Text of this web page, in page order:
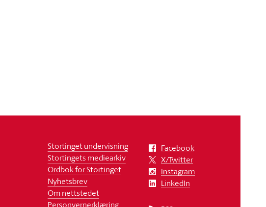
Stortinget undervisning
Stortingets mediearkiv
Ordbok for Stortinget
Nyhetsbrev
Om nettstedet
Personvernerklæring
Facebook
X/Twitter
Instagram
LinkedIn